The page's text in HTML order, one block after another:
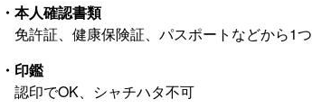
・本人確認書類
免許証、健康保険証、パスポートなどから1つ
・印鑑
認印でOK、シャチハタ不可